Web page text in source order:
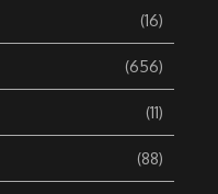
(16)
(656)
(11)
(88)